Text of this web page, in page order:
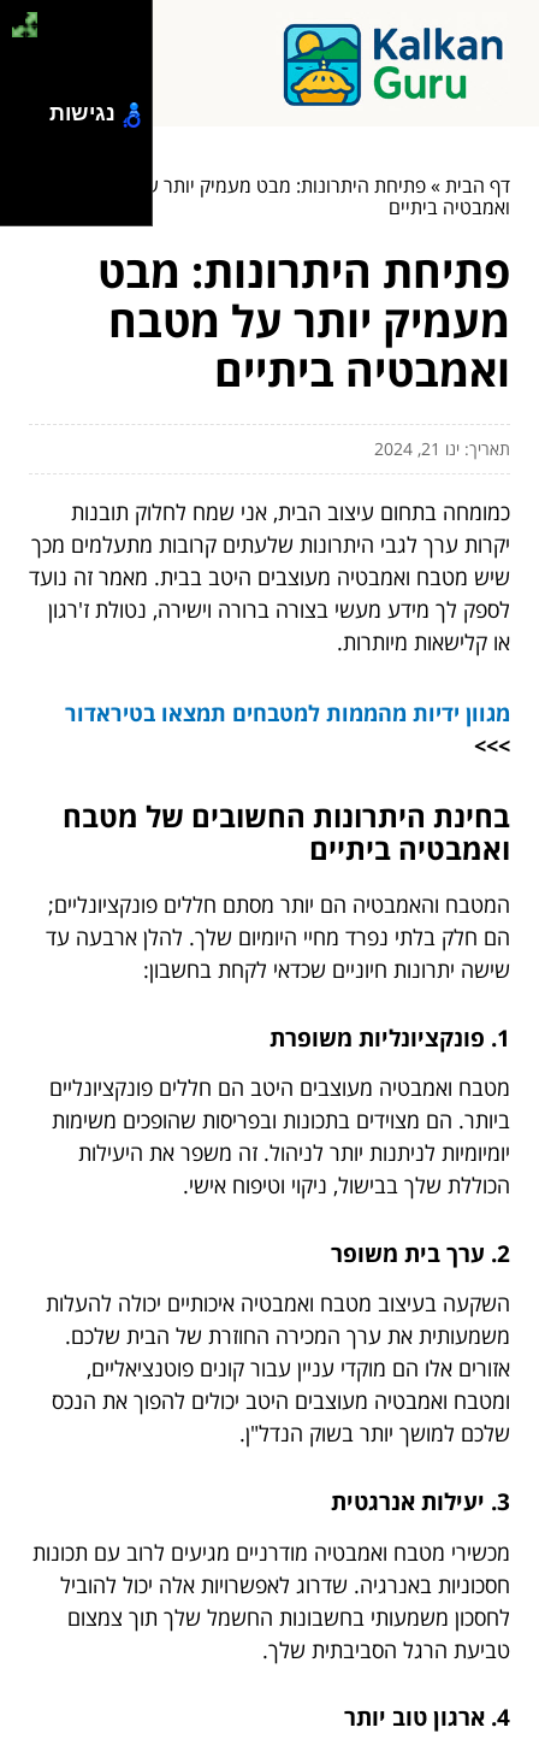
דף הבית»פתיחת היתרונות: מבט מעמיק יותר על מטבח
ואמבטיה ביתיים
פתיחת היתרונות: מבט
מעמיק יותר על מטבח
ואמבטיה ביתיים
תאריך: ינו 21, 2024
כמומחה בתחום עיצוב הבית, אני שמח לחלוק תובנות
יקרות ערך לגבי היתרונות שלעתים קרובות מתעלמים מכך
שיש מטבח ואמבטיה מעוצבים היטב בבית. מאמר זה נועד
לספק לך מידע מעשי בצורה ברורה וישירה, נטולת ז'רגון
או קלישאות מיותרות.
מגוון ידיות מהממות למטבחים תמצאו בטיראדור
>>>
בחינת היתרונות החשובים של מטבח
ואמבטיה ביתיים
המטבח והאמבטיה הם יותר מסתם חללים פונקציונליים;
הם חלק בלתי נפרד מחיי היומיום שלך. להלן ארבעה עד
שישה יתרונות חיוניים שכדאי לקחת בחשבון:
1. פונקציונליות משופרת
מטבח ואמבטיה מעוצבים היטב הם חללים פונקציונליים
ביותר. הם מצוידים בתכונות ובפריסות שהופכים משימות
יומיומיות לניתנות יותר לניהול. זה משפר את היעילות
הכוללת שלך בבישול, ניקוי וטיפוח אישי.
2. ערך בית משופר
השקעה בעיצוב מטבח ואמבטיה איכותיים יכולה להעלות
משמעותית את ערך המכירה החוזרת של הבית שלכם.
אזורים אלו הם מוקדי עניין עבור קונים פוטנציאליים,
ומטבח ואמבטיה מעוצבים היטב יכולים להפוך את הנכס
שלכם למושך יותר בשוק הנדל"ן.
3. יעילות אנרגטית
מכשירי מטבח ואמבטיה מודרניים מגיעים לרוב עם תכונות
חסכוניות באנרגיה. שדרוג לאפשרויות אלה יכול להוביל
לחסכון משמעותי בחשבונות החשמל שלך תוך צמצום
טביעת הרגל הסביבתית שלך.
4. ארגון טוב יותר
נגישות